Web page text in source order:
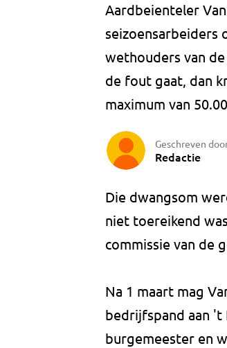
Aardbeienteler
seizoensarbeiders
wethouders van
de fout gaat, dan
maximum van
Geschreven
Redactie
Die dwangsom
niet toereikend
commissie van de
Na 1 maart mag
bedrijfspand aan 't
burgemeester en